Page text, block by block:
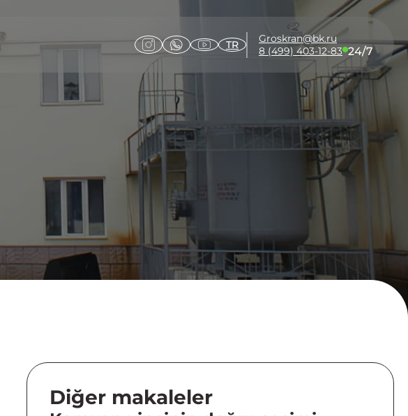
TR
Groskran@bk.ru
8 (499) 403-12-83 24/7
Diğer makaleler